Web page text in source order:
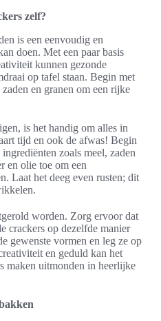
zelf?
is een eenvoudig en
doen. Met een paar basis
kunnen gezonde
op tafel staan. Begin met
en granen om een rijke
is het handig om alles in
tijd en ook de afwas! Begin
zoals meel, zaden
en olie toe om een
Laat het deeg even rusten; dit
worden. Zorg ervoor dat
crackers op dezelfde manier
gewenste vormen en leg ze op
en geduld kan het
maken uitmonden in heerlijke